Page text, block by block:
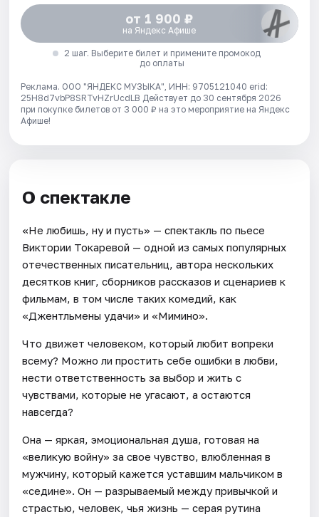
от 1 900 ₽
на Яндекс Афише
2 шаг. Выберите билет и примените промокод
до оплаты
Реклама. ООО "ЯНДЕКС МУЗЫКА", ИНН: 9705121040 erid:
25H8d7vbP8SRTvHZrUcdLB Действует до 30 сентября 2026
при покупке билетов от 3 000 ₽ на это мероприятие на Яндекс
Афише!
О спектакле
«Не любишь, ну и пусть» — спектакль по пьесе
Виктории Токаревой — одной из самых популярных
отечественных писательниц, автора нескольких
десятков книг, сборников рассказов и сценариев к
фильмам, в том числе таких комедий, как
«Джентльмены удачи» и «Мимино».
Что движет человеком, который любит вопреки
всему? Можно ли простить себе ошибки в любви,
нести ответственность за выбор и жить с
чувствами, которые не угасают, а остаются
навсегда?
Она — яркая, эмоциональная душа, готовая на
«великую войну» за свое чувство, влюбленная в
мужчину, который кажется уставшим мальчиком в
«седине». Он — разрываемый между привычкой и
страстью, человек, чья жизнь — серая рутина